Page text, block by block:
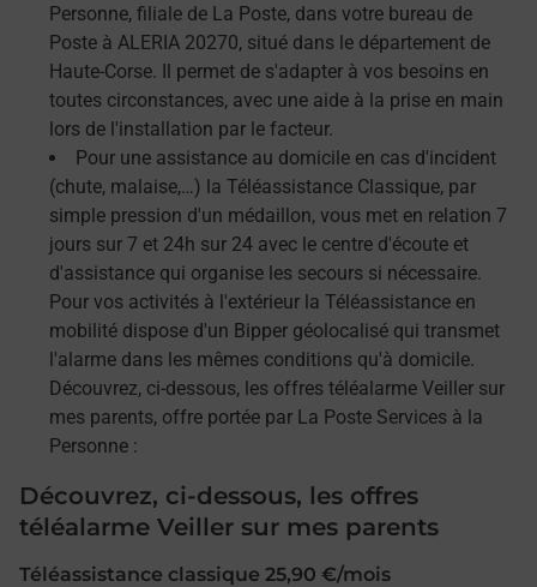
Personne, filiale de La Poste, dans votre bureau de
Poste à ALERIA 20270, situé dans le département de
Haute-Corse. Il permet de s'adapter à vos besoins en
toutes circonstances, avec une aide à la prise en main
lors de l'installation par le facteur.
Pour une assistance au domicile en cas d'incident
(chute, malaise,…) la Téléassistance Classique, par
simple pression d'un médaillon, vous met en relation 7
jours sur 7 et 24h sur 24 avec le centre d'écoute et
d'assistance qui organise les secours si nécessaire.
Pour vos activités à l'extérieur la Téléassistance en
mobilité dispose d'un Bipper géolocalisé qui transmet
l'alarme dans les mêmes conditions qu'à domicile.
Découvrez, ci-dessous, les offres téléalarme Veiller sur
mes parents, offre portée par La Poste Services à la
Personne :
Découvrez, ci-dessous, les offres
téléalarme Veiller sur mes parents
Téléassistance classique 25,90 €/mois